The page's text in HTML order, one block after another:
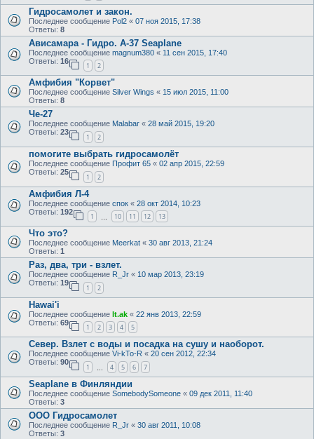
Гидросамолет и закон.
Последнее сообщение Pol2 « 07 ноя 2015, 17:38
Ответы: 8
Ависамара - Гидро. А-37 Seaplane
Последнее сообщение magnum380 « 11 сен 2015, 17:40
Ответы: 16
1 2
Амфибия "Корвет"
Последнее сообщение Silver Wings « 15 июл 2015, 11:00
Ответы: 8
Че-27
Последнее сообщение Malabar « 28 май 2015, 19:20
Ответы: 23
1 2
помогите выбрать гидросамолёт
Последнее сообщение Профит 65 « 02 апр 2015, 22:59
Ответы: 25
1 2
Амфибия Л-4
Последнее сообщение спок « 28 окт 2014, 10:23
Ответы: 192
1 10 11 12 13
Что это?
Последнее сообщение Meerkat « 30 авг 2013, 21:24
Ответы: 1
Раз, два, три - взлет.
Последнее сообщение R_Jr « 10 мар 2013, 23:19
Ответы: 19
1 2
Hawai'i
Последнее сообщение lt.ak « 22 янв 2013, 22:59
Ответы: 69
1 2 3 4 5
Север. Взлет с воды и посадка на сушу и наоборот.
Последнее сообщение Vi-kTo-R « 20 сен 2012, 22:34
Ответы: 90
1 4 5 6 7
Seaplane в Финляндии
Последнее сообщение SomebodySomeone « 09 дек 2011, 11:40
Ответы: 3
ООО Гидросамолет
Последнее сообщение R_Jr « 30 авг 2011, 10:08
Ответы: 3